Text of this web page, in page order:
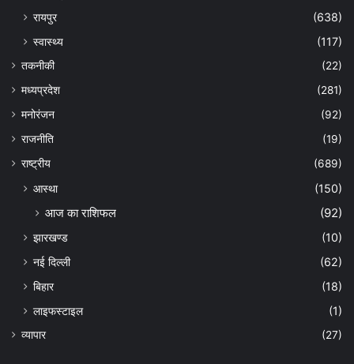
रायपुर
(638)
स्वास्थ्य
(117)
तकनीकी
(22)
मध्यप्रदेश
(281)
मनोरंजन
(92)
राजनीति
(19)
राष्ट्रीय
(689)
आस्था (150)
आज का राशिफल (92)
झारखण्ड
(10)
नई दिल्ली
(62)
बिहार
(18)
लाइफस्टाइल
(1)
व्यापार (27)